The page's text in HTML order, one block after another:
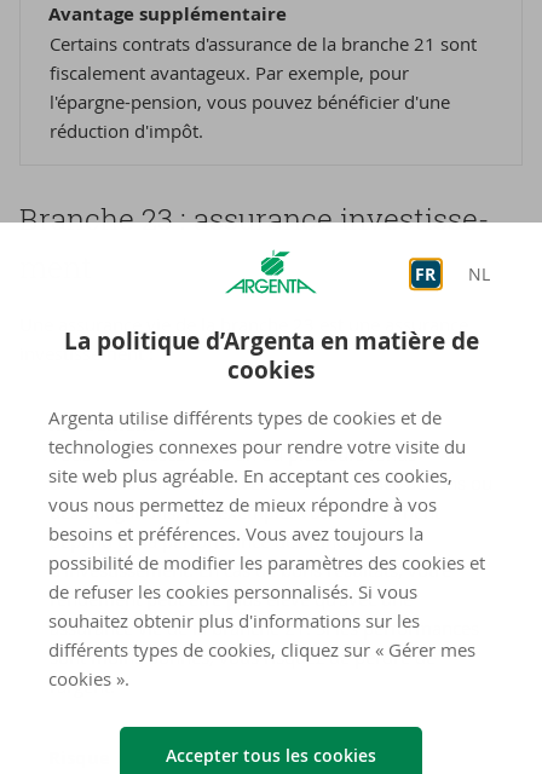
FR NL
La politique d’Argenta en matière de
cookies
Argenta utilise différents types de cookies et de
technologies connexes pour rendre votre visite du
site web plus agréable. En acceptant ces cookies,
vous nous permettez de mieux répondre à vos
besoins et préférences. Vous avez toujours la
possibilité de modifier les paramètres des cookies et
de refuser les cookies personnalisés. Si vous
souhaitez obtenir plus d'informations sur les
différents types de cookies, cliquez sur « Gérer mes
cookies ».
Accepter tous les cookies
Avantage supplémentaire
Certains contrats d'assurance de la branche 21 sont
fiscalement avantageux. Par exemple, pour
l'épargne-pension, vous pouvez bénéficier d'une
réduction d'impôt.
Branche 23 : as­su­rance in­ves­tis­se­
investissement :
Rendement
Vous investissez dans un ou plusieurs fonds
d’investissement qui investissent dans des actions ou
des obligations, par exemple. Votre rendement
dépend de la performance des fonds
d’investissement. En cas de bons résultats, votre
rendement peut être plus élevé qu'avec une
assurance vie de la branche 21. Si les performances
sont moins bonnes, vous risquez de perdre de
l'argent.